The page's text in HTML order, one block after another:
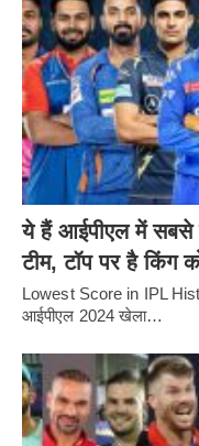
ये हैं आईपीएल में सबसे
टीम, टॉप पर है किंग
Lowest Score in IPL
आईपीएल 2024 खेला…